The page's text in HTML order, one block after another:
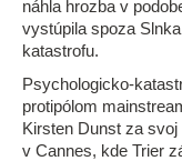
náhla hrozba v
vystúpila spoza
katastrofu.
Psychologicko-
protipólom
Kirsten Dunst za
v Cannes, kde Trier